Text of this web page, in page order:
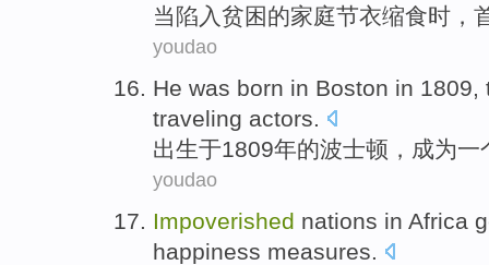
当 陷入 贫困的家庭节衣缩食时，
youdao
He was born in Boston in 1809,
traveling actors.
出生于1809年的波士顿 ， 成为一
youdao
Impoverished nations in Africa
happiness measures.